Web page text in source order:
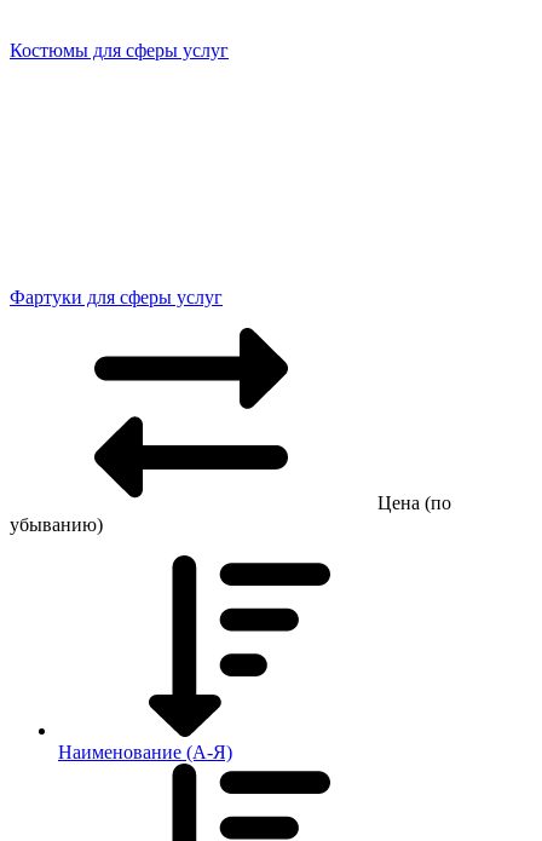
Костюмы для сферы услуг
Фартуки для сферы услуг
Цена (по
убыванию)
Наименование (А-Я)